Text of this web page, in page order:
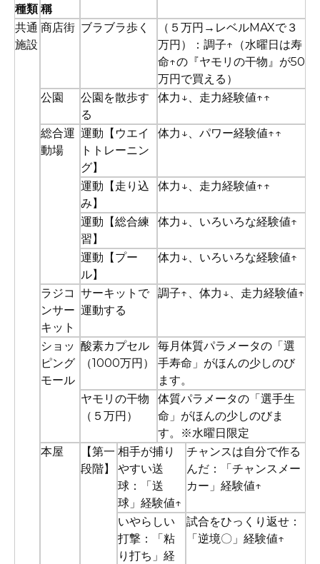
種類 稱
共通
施設
商店街 ブラブラ歩く
（５万円→レベルMAXで３
万円）：調子↑（水曜日は寿
命↑の『ヤモリの干物』が50
万円で買える）
公園
公園を散歩す
る
体力↓、走力経験値↑↑
総合運
動場
運動【ウエイ
トトレーニン
グ】
体力↓、パワー経験値↑↑
運動【走り込
み】
体力↓、走力経験値↑↑
運動【総合練
習】
体力↓、いろいろな経験値↑
運動【プー
ル】
体力↓、いろいろな経験値↑
ラジコ
ンサー
キット
サーキットで
運動する
調子↑、体力↓、走力経験値↑
ショッ
ピング
モール
酸素カプセル
（1000万円）
毎月体質パラメータの「選
手寿命」がほんの少しのび
ます。
ヤモリの干物
（５万円）
体質パラメータの「選手生
命」がほんの少しのびま
す。※水曜日限定
本屋
【第一
段階】
相手が捕り
やすい送
球：「送
球」経験値↑
チャンスは自分で作る
んだ：「チャンスメー
カー」経験値↑
いやらしい
打撃：「粘
り打ち」経
試合をひっくり返せ：
「逆境〇」経験値↑